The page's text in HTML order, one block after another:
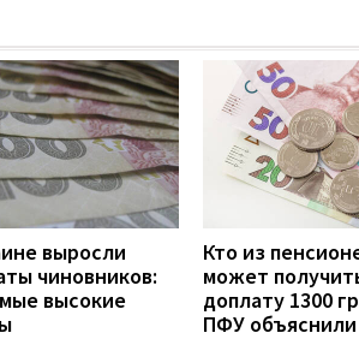
выросли
чиновников:
высокие
Кто из
может
доплату 1300
ПФУ объяснили